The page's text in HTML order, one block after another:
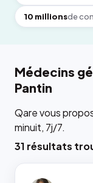
10 millionsde
Médecins
Pantin
Qare vous
minuit, 7j/7.
31 résultats